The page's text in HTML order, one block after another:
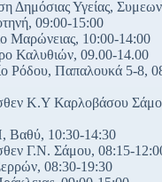
Δημόσιας Υγείας,
09:00-15:00
Μαρώνειας, 10:00-14:00
Καλυθιών, 09.00-14.00
Ρόδου, Παπαλουκά 5-8,
Κ.Υ Καρλοβάσου
Βαθύ, 10:30-14:30
Γ.Ν. Σάμου, 08:15-
08:30-19:30